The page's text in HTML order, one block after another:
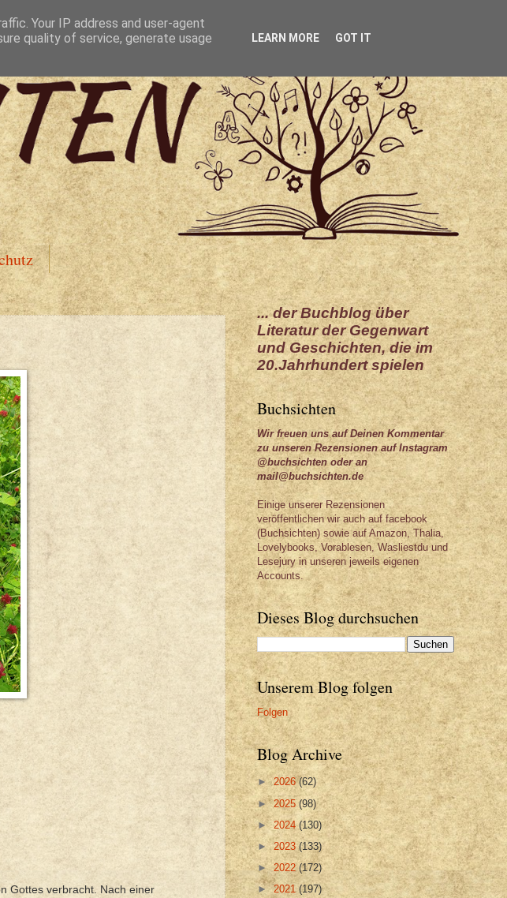
Gottes verbracht. Nach einer
... der Buchblog über
Literatur der Gegenwart
und Geschichten, die im
20.Jahrhundert spielen
Buchsichten
Wir freuen uns auf Deinen Kommentar
zu unseren Rezensionen auf Instagram
@buchsichten oder an
mail@buchsichten.de
Einige unserer Rezensionen
veröffentlichen wir auch auf facebook
(Buchsichten) sowie auf Amazon, Thalia,
Lovelybooks, Vorablesen, Wasliestdu und
Lesejury in unseren jeweils eigenen
Accounts.
Dieses Blog durchsuchen
Unserem Blog folgen
Folgen
Blog Archive
►2026(62)
►2025(98)
►2024(130)
►2023(133)
►2022 (172)
►2021 (197)
Your IP address and user-agent
quality of service, generate usage
LEARN MORE GOT IT